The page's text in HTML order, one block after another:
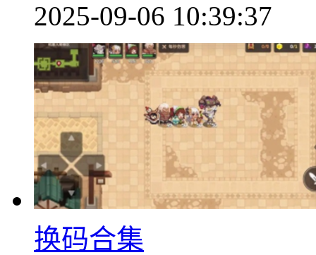
2025-09-06 10:39:37
换码合集